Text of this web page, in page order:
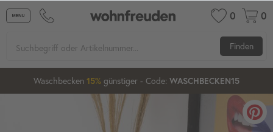
0 0
Finden
Waschbecken 15% günstiger - Code: WASCHBECKEN15
20%